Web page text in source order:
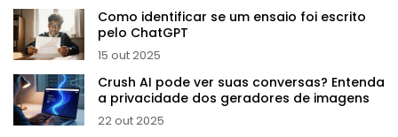
Como identificar se um ensaio foi escrito
pelo ChatGPT
15 out 2025
Crush AI pode ver suas conversas? Entenda
a privacidade dos geradores de imagens
22 out 2025